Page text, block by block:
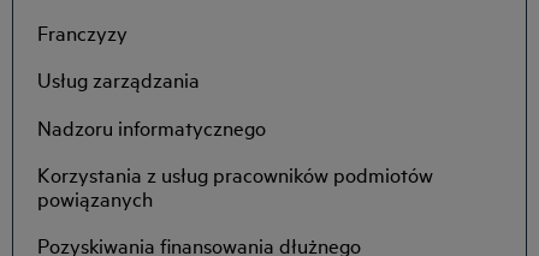
Franczyzy
Usług zarządzania
Nadzoru informatycznego
Korzystania z usług pracowników podmiotów
powiązanych
Pozyskiwania finansowania dłużnego